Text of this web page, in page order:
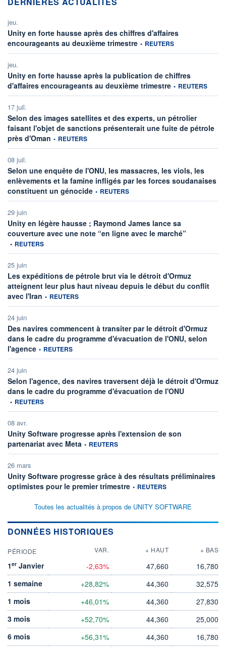
jeu.
Unity en forte hausse après des chiffres d'affaires
encourageants au deuxième trimestre information fournie par
• REUTERS
jeu.
Unity en forte hausse après la publication de chiffres
d'affaires encourageants au deuxième trimestre information fournie
• REUTERS
17 juil.
Selon des images satellites et des experts, un pétrolier
faisant l'objet de sanctions présenterait une fuite de pétrole
près d'Oman information fournie par
• REUTERS
08 juil.
Selon une enquête de l'ONU, les massacres, les viols, les
enlèvements et la famine infligés par les forces soudanaises
constituent un génocide information fournie par
• REUTERS
29 juin
Unity en légère hausse ; Raymond James lance sa
couverture avec une note “en ligne avec le marché”information
• REUTERS
25 juin
Les expéditions de pétrole brut via le détroit d'Ormuz
atteignent leur plus haut niveau depuis le début du conflit
avec l'Iran information fournie par
• REUTERS
24 juin
Des navires commencent à transiter par le détroit d'Ormuz
dans le cadre du programme d'évacuation de l'ONU, selon
l'agence information fournie par
• REUTERS
24 juin
Selon l'agence, des navires traversent déjà le détroit d'Ormuz
dans le cadre du programme d'évacuation de l'ONUinformation
• REUTERS
08 avr.
Unity Software progresse après l'extension de son
partenariat avec Meta information fournie par
• REUTERS
26 mars
Unity Software progresse grâce à des résultats préliminaires
optimistes pour le premier trimestre information fournie par
• REUTERS
Toutes les actualités à propos de UNITY SOFTWARE
DONNÉES HISTORIQUES
PÉRIODE VAR. + HAUT + BAS
1er Janvier -2,63% 47,660
16,780
1 semaine
+28,82% 44,360
32,575
1 mois
+46,01% 44,360
27,830
3 mois
+52,70% 44,360
25,000
6 mois
+56,31% 44,360
16,780